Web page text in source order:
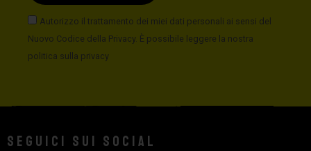
Autorizzo il trattamento dei miei dati personali ai sensi del
Nuovo Codice della Privacy. È possibile leggere la nostra
politica sulla privacy
Seguici sui social